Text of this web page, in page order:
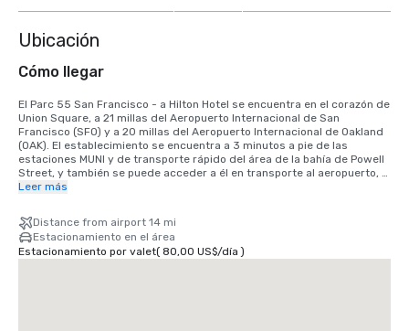
Ubicación
Cómo llegar
El Parc 55 San Francisco - a Hilton Hotel se encuentra en el corazón de
Union Square, a 21 millas del Aeropuerto Internacional de San
Francisco (SFO) y a 20 millas del Aeropuerto Internacional de Oakland
(OAK). El establecimiento se encuentra a 3 minutos a pie de las
estaciones MUNI y de transporte rápido del área de la bahía de Powell
Street, y también se puede acceder a él en transporte al aeropuerto,
viaje compartido y taxi. Se tarda 25 minutos si se llega en coche, o 40
Leer más
Distance from airport 14 mi
Estacionamiento en el área
Estacionamiento por valet( 80,00 US$/día )